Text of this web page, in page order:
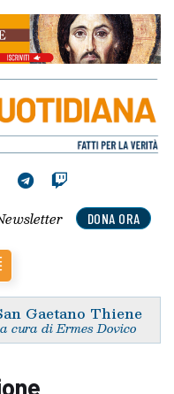
DONA ORA
Gaetano Thiene
a cura di Ermes Dovico